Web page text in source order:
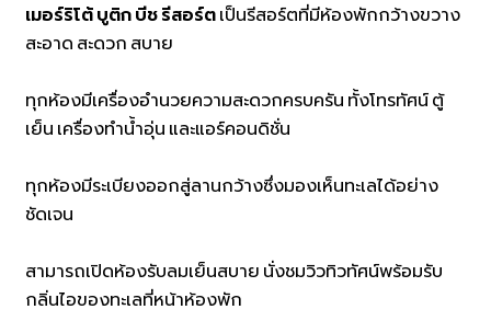
เมอร์ริโต้ บูติก บีช รีสอร์ตเป็นรีสอร์ตที่มีห้องพักกว้างขวาง
สะอาด สะดวก สบาย
ทุกห้องมีเครื่องอำนวยความสะดวกครบครัน ทั้งโทรทัศน์ ตู้
เย็น เครื่องทำน้ำอุ่น และแอร์คอนดิชั่น
ทุกห้องมีระเบียงออกสู่ลานกว้างซึ่งมองเห็นทะเลได้อย่าง
ชัดเจน
สามารถเปิดห้องรับลมเย็นสบาย นั่งชมวิวทิวทัศน์พร้อมรับ
กลิ่นไอของทะเลที่หน้าห้องพัก